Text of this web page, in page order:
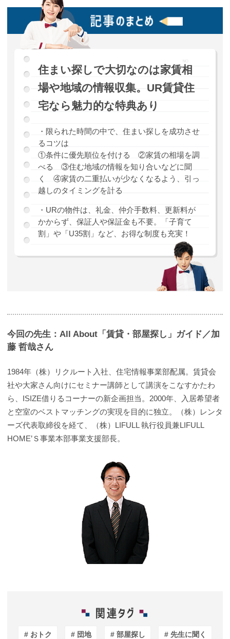
住まい探しで大切なのは家賃相
場や地域の情報収集。UR賃貸住
宅なら魅力的な特典あり
・限られた時間の中で、住まい探しを成功させ
るコツは
①条件に優先順位を付ける ②家賃の相場を調
べる ③住む地域の情報を知り合いなどに聞
く ④家賃の二重払いが少なくなるよう、引っ
越しのタイミングを計る
・URの物件は、礼金、仲介手数料、更新料が
かからず、保証人や保証金も不要。「子育て
割」や「U35割」など、お得な制度も充実！
今回の先生：All About「賃貸・部屋探し」ガイド／加
藤 哲哉さん
1984年（株）リクルート入社、住宅情報事業部配属。賃貸会
社や大家さん向けにセミナー講師として講演をこなすかたわ
ら、ISIZE借りるコーナーの新企画担当。2000年、入居希望者
と空室のベストマッチングの実現を目的に独立。（株）レンタ
ーズ代表取締役を経て、（株）LIFULL 執行役員兼LIFULL
HOME’Ｓ事業本部事業支援部長。
おトク 団地 部屋探し 先生に聞く